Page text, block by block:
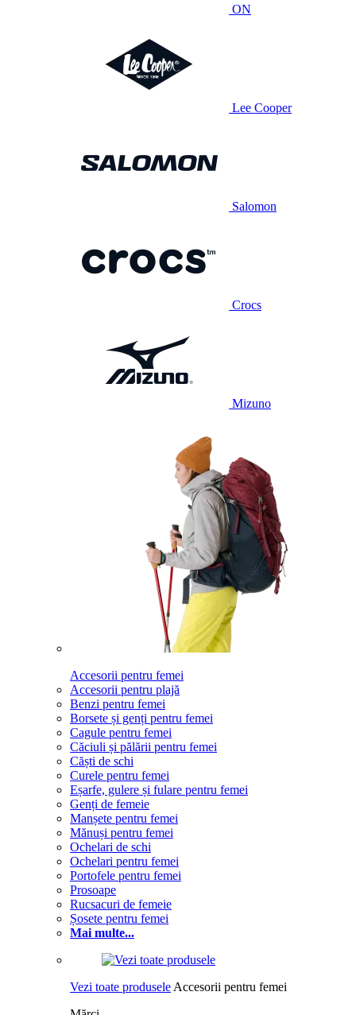
ON
Lee Cooper
Salomon
Crocs
Mizuno
Accesorii pentru femei
Accesorii pentru plajă
Benzi pentru femei
Borsete și genți pentru femei
Cagule pentru femei
Căciuli și pălării pentru femei
Căști de schi
Curele pentru femei
Eșarfe, gulere și fulare pentru femei
Genți de femeie
Manșete pentru femei
Mănuși pentru femei
Ochelari de schi
Ochelari pentru femei
Portofele pentru femei
Prosoape
Rucsacuri de femeie
Șosete pentru femei
Mai multe...
Vezi toate produsele Accesorii pentru femei